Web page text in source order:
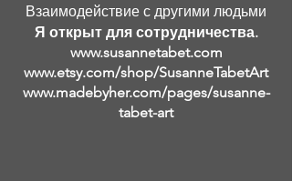
Взаимодействие с другими людьми
Я открыт для сотрудничества.
www.susannetabet.com
www.etsy.com/shop/SusanneTabetArt
www.madebyher.com/pages/susanne-
tabet-art